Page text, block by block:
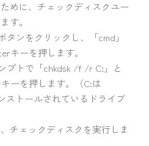
めに、チェックディスクユー
す。
タンをクリックし、「cmd」
キーを押します。
プトで「chkdsk /f /r C:」と
ーを押します。（C:は
ストールされているドライブ
チェックディスクを実行しま